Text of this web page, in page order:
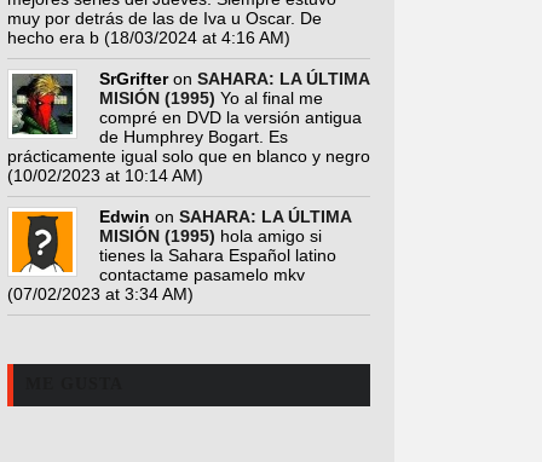
muy por detrás de las de Iva u Oscar. De
hecho era b (18/03/2024 at 4:16 AM)
SrGrifteron SAHARA: LA ÚLTIMA
MISIÓN (1995) Yo al final me
compré en DVD la versión antigua
de Humphrey Bogart. Es
prácticamente igual solo que en blanco y negro
(10/02/2023 at 10:14 AM)
Edwin on SAHARA: LA ÚLTIMA
MISIÓN (1995) hola amigo si
tienes la Sahara Español latino
contactame pasamelo mkv
(07/02/2023 at 3:34 AM)